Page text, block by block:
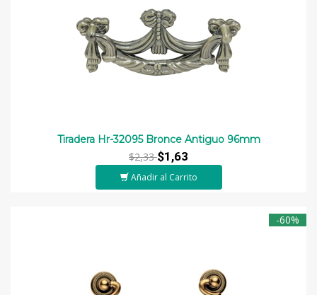
Tiradera Hr-32095 Bronce Antiguo 96mm
$2,33$1,63
Añadir al Carrito
-60%